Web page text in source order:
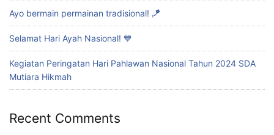
Ayo bermain permainan tradisional! 🪁
Selamat Hari Ayah Nasional! 💙
Kegiatan Peringatan Hari Pahlawan Nasional Tahun 2024 SDA
Mutiara Hikmah
Recent Comments